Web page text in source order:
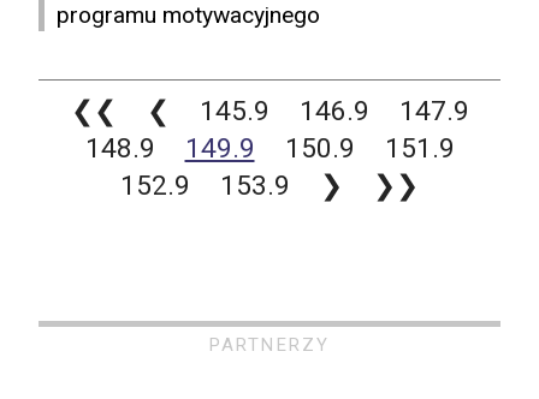
programu motywacyjnego
❮❮ ❮ 145.9 146.9
147.9
148.9
149.9 150.9
151.9
152.9
153.9 ❯ ❯❯
PARTNERZY